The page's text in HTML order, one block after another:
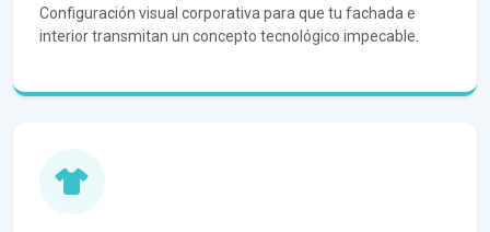
Configuración visual corporativa para que tu fachada e
interior transmitan un concepto tecnológico impecable.